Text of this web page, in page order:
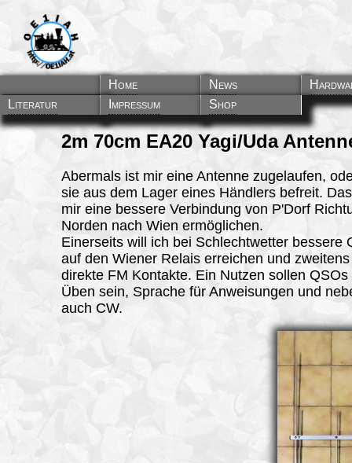
Home News
Literatur
Impressum Shop
2m 70cm EA20 Yagi/Uda
Abermals ist mir eine Antenne zugelaufen,
sie aus dem Lager eines Händlers befreit.
mir eine bessere Verbindung von P'Dorf
Norden nach Wien ermöglichen.
Einerseits will ich bei Schlechtwetter bessere
auf den Wiener Relais erreichen und
direkte FM Kontakte. Ein Nutzen sollen
Üben sein, Sprache für Anweisungen und
auch CW.